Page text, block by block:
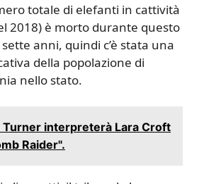
totale di elefanti in cattività
2018) è morto durante questo
anni, quindi c’è stata una
della popolazione di
nello stato.
Turner interpreterà Lara Croft
Raider".